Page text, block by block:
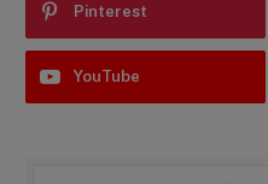
Pinterest
YouTube